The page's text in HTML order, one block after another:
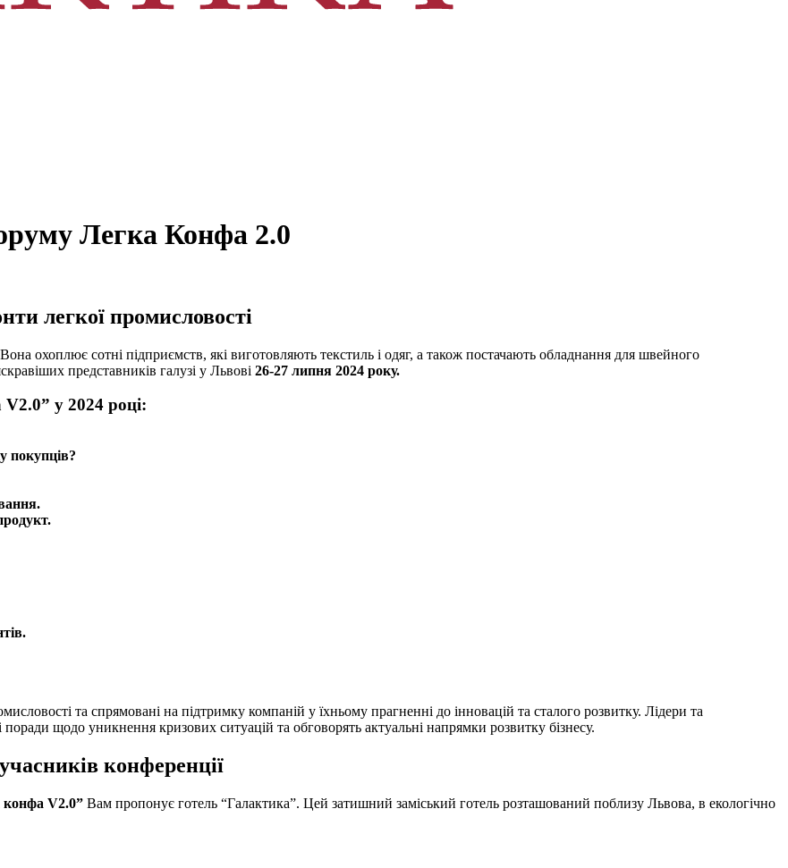
Легка Конфа 2.0
легкої промисловості
охоплює сотні підприємств, які виготовляють текстиль і одяг, а також постачають обладнання для швейного
представників галузі у Львові 26-27 липня 2024 року.
у 2024 році:
покупців?
та спрямовані на підтримку компаній у їхньому прагненні до інновацій та сталого розвитку. Лідери та
поради щодо уникнення кризових ситуацій та обговорять актуальні напрямки розвитку бізнесу.
конференції
конфа V2.0” Вам пропонує готель “Галактика”. Цей затишний заміський готель розташований поблизу Львова, в екологічно